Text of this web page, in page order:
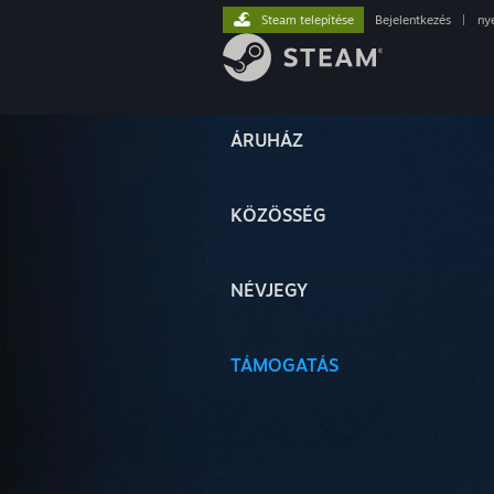
ÁRUHÁZ
KÖZÖSSÉG
NÉVJEGY
TÁMOGATÁS
Steam telepítése Bejelentkezés